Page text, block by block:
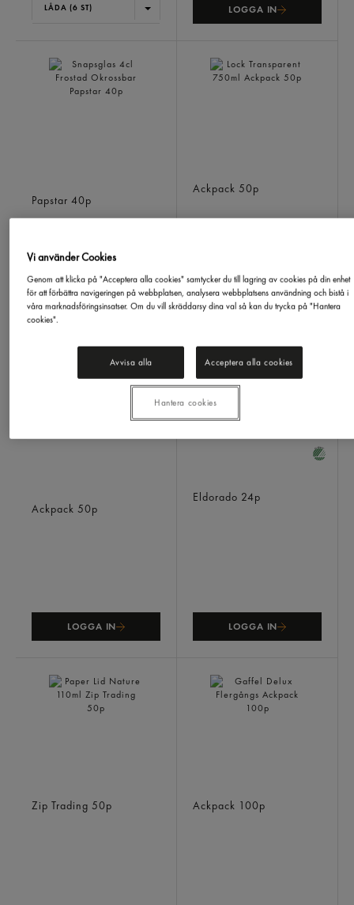
LÅDA (6 ST) LOGGA IN
Papstar 40p
Ackpack 50p
Ackpack 50p
LOGGA IN
Eldorado 24p
LOGGA IN
Zip Trading 50p Ackpack 100p
Vi använder Cookies
Genom att klicka på "Acceptera alla cookies" samtycker du till lagring av cookies på din enhet
för att förbättra navigeringen på webbplatsen, analysera webbplatsens användning och bistå i
våra marknadsföringsinsatser. Om du vill skräddarsy dina val så kan du trycka på "Hantera
cookies".
Avvisa alla Acceptera alla cookies
Hantera cookies